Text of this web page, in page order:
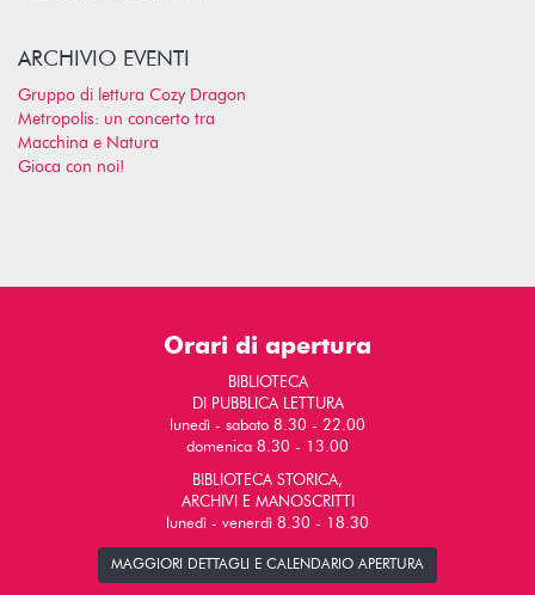
ARCHIVIO EVENTI
Gruppo di lettura Cozy Dragon
Metropolis: un concerto tra
Macchina e Natura
Gioca con noi!
Orari di apertura
BIBLIOTECA
DI PUBBLICA LETTURA
lunedì - sabato 8.30 - 22.00
domenica 8.30 - 13.00
BIBLIOTECA STORICA,
ARCHIVI E MANOSCRITTI
lunedì - venerdì 8.30 - 18.30
MAGGIORI DETTAGLI E CALENDARIO APERTURA